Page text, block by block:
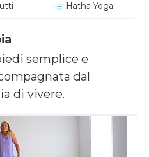
Hatha Yoga
semplice e
dal
di vivere.